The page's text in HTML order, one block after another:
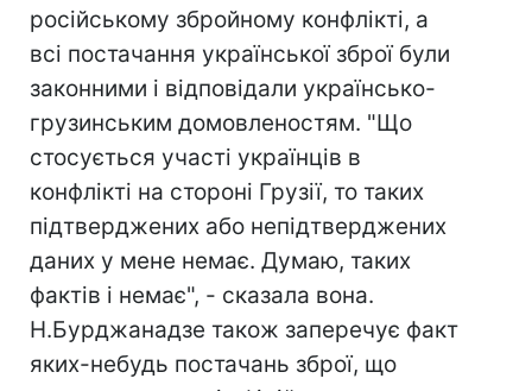
російському збройному конфлікті, а
всі постачання української зброї були
законними і відповідали українсько-
грузинським домовленостям. "Що
стосується участі українців в
конфлікті на стороні Грузії, то таких
підтверджених або непідтверджених
даних у мене немає. Думаю, таких
фактів і немає", - сказала вона.
Н.Бурджанадзе також заперечує факт
яких-небудь постачань зброї, що